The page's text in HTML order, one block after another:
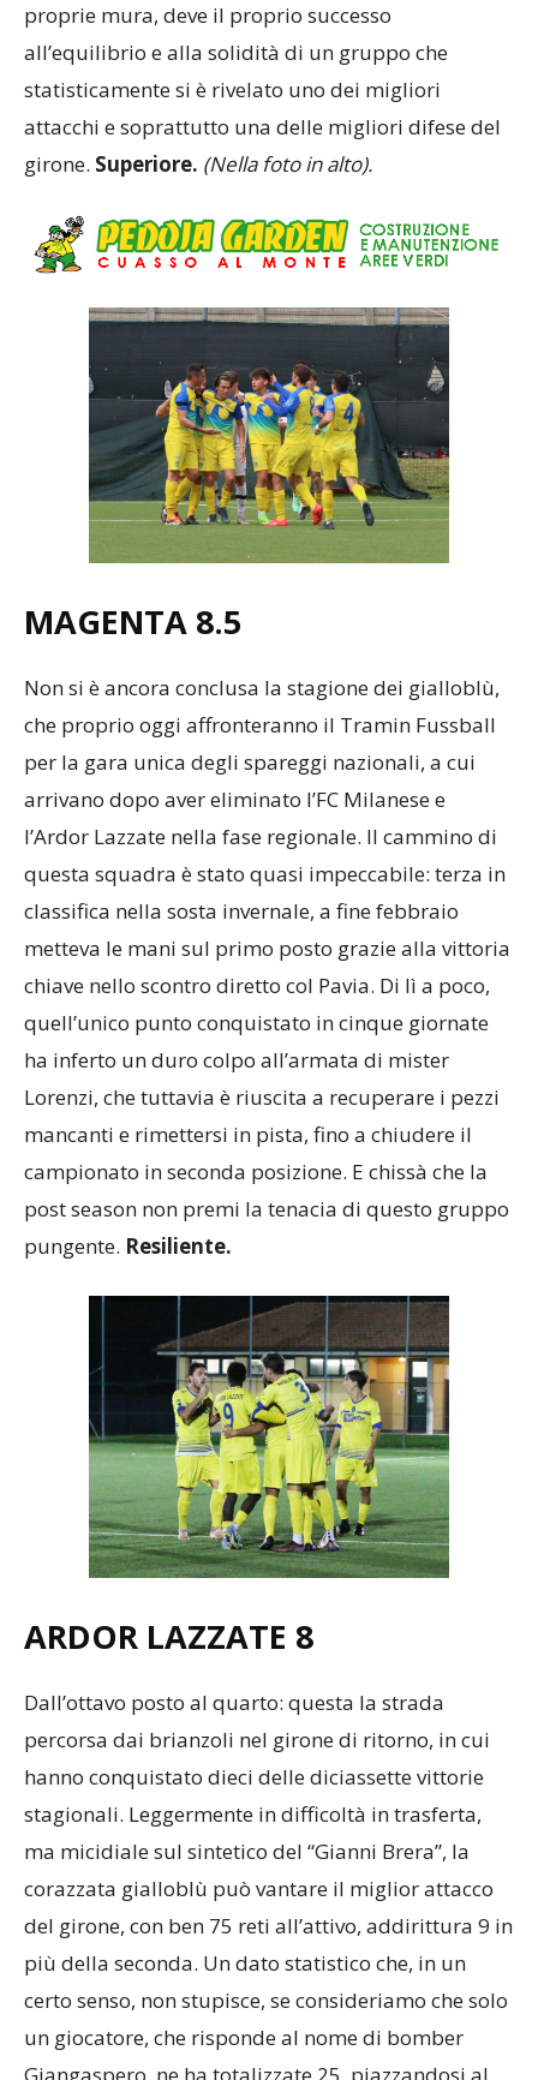
proprie mura, deve il proprio successo
all’equilibrio e alla solidità di un gruppo che
statisticamente si è rivelato uno dei migliori
attacchi e soprattutto una delle migliori difese del
girone. Superiore. (Nella foto in alto).
MAGENTA 8.5
Non si è ancora conclusa la stagione dei gialloblù,
che proprio oggi affronteranno il Tramin Fussball
per la gara unica degli spareggi nazionali, a cui
arrivano dopo aver eliminato l’FC Milanese e
l’Ardor Lazzate nella fase regionale. Il cammino di
questa squadra è stato quasi impeccabile: terza in
classifica nella sosta invernale, a fine febbraio
metteva le mani sul primo posto grazie alla vittoria
chiave nello scontro diretto col Pavia. Di lì a poco,
quell’unico punto conquistato in cinque giornate
ha inferto un duro colpo all’armata di mister
Lorenzi, che tuttavia è riuscita a recuperare i pezzi
mancanti e rimettersi in pista, fino a chiudere il
campionato in seconda posizione. E chissà che la
post season non premi la tenacia di questo gruppo
pungente. Resiliente.
ARDOR LAZZATE 8
Dall’ottavo posto al quarto: questa la strada
percorsa dai brianzoli nel girone di ritorno, in cui
hanno conquistato dieci delle diciassette vittorie
stagionali. Leggermente in difficoltà in trasferta,
ma micidiale sul sintetico del “Gianni Brera”, la
corazzata gialloblù può vantare il miglior attacco
del girone, con ben 75 reti all’attivo, addirittura 9 in
più della seconda. Un dato statistico che, in un
certo senso, non stupisce, se consideriamo che solo
un giocatore, che risponde al nome di bomber
Giangaspero, ne ha totalizzate 25, piazzandosi al